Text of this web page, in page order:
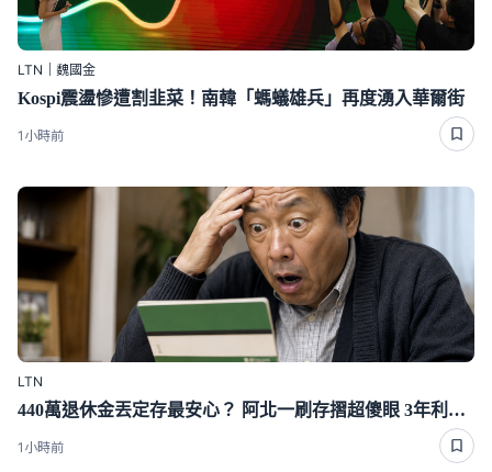
LTN｜魏國金
Kospi震盪慘遭割韭菜！南韓「螞蟻雄兵」再度湧入華爾街
1小時前
LTN
440萬退休金丟定存最安心？ 阿北一刷存摺超傻眼 3年利息僅1千多
1小時前